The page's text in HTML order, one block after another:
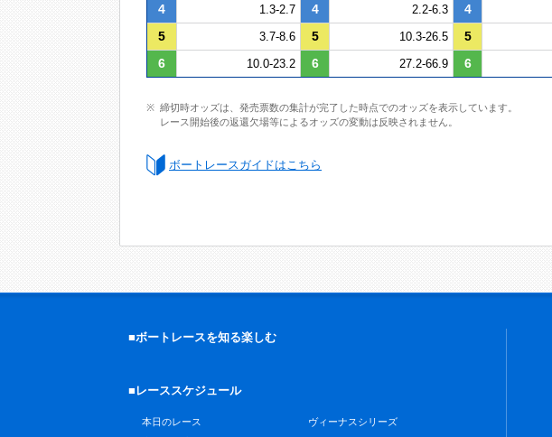
4 1.3-2.7 4 2.2-6.3 4
5 3.7-8.6 5 10.3-26.5 5
6 10.0-23.2 6 27.2-66.9 6
締切時オッズは、発売票数の集計が完了した時点でのオッズを表示しています。
レース開始後の返還欠場等によるオッズの変動は反映されません。
ボートレースガイドはこちら
■ボートレースを知る楽しむ
■レーススケジュール
本日のレース
ヴィーナスシリーズ